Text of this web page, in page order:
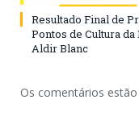
Resultado Final de
Pontos de Cultura da
Aldir Blanc
Os comentários